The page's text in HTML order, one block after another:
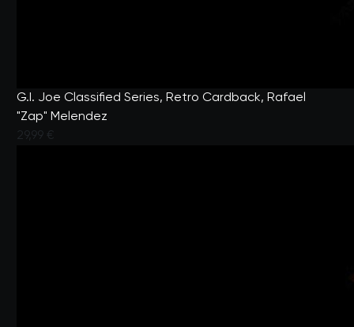
G.I. Joe Classified Series, Retro Cardback, Rafael
"Zap" Melendez
29,99 €